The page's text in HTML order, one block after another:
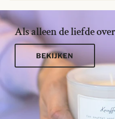
Als alleen de liefde
BEKIJKEN